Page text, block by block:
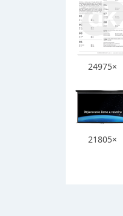
24975×
21805×